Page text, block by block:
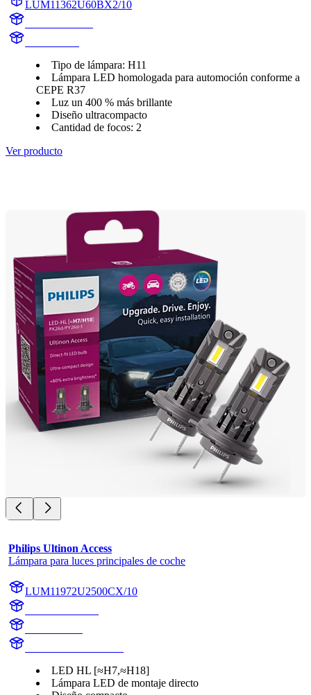
LUM11362U60BX2/10
Tipo de lámpara: H11
Lámpara LED homologada para automoción conforme a
CEPE R37
Luz un 400 % más brillante
Diseño ultracompacto
Cantidad de focos: 2
Ver producto
Philips Ultinon Access
Lámpara para luces principales de coche
LUM11972U2500CX/10
LED HL [≈H7,≈H18]
Lámpara LED de montaje directo